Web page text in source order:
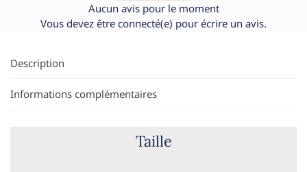
Aucun avis pour le moment
Vous devez être connecté(e) pour écrire un avis.
Description
Informations complémentaires
Taille